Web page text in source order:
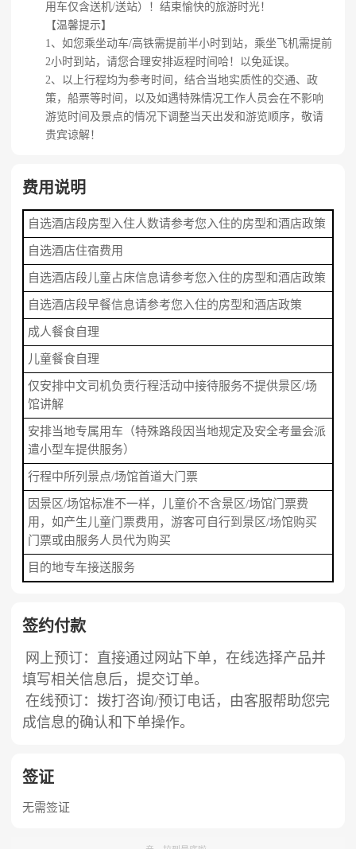
用车仅含送机/送站）！结束愉快的旅游时光！
【温馨提示】
1、如您乘坐动车/高铁需提前半小时到站，乘坐飞机需提前
2小时到站，请您合理安排返程时间哈！以免延误。
2、以上行程均为参考时间，结合当地实质性的交通、政
策，船票等时间，以及如遇特殊情况工作人员会在不影响
游览时间及景点的情况下调整当天出发和游览顺序，敬请
贵宾谅解！
费用说明
自选酒店段房型入住人数请参考您入住的房型和酒店政策
自选酒店住宿费用
自选酒店段儿童占床信息请参考您入住的房型和酒店政策
自选酒店段早餐信息请参考您入住的房型和酒店政策
成人餐食自理
儿童餐食自理
仅安排中文司机负责行程活动中接待服务不提供景区/场
馆讲解
安排当地专属用车（特殊路段因当地规定及安全考量会派
遣小型车提供服务）
行程中所列景点/场馆首道大门票
因景区/场馆标准不一样，儿童价不含景区/场馆门票费
用，如产生儿童门票费用，游客可自行到景区/场馆购买
门票或由服务人员代为购买
目的地专车接送服务
签约付款
网上预订：直接通过网站下单，在线选择产品并
填写相关信息后，提交订单。
在线预订：拨打咨询/预订电话，由客服帮助您完
成信息的确认和下单操作。
签证
无需签证